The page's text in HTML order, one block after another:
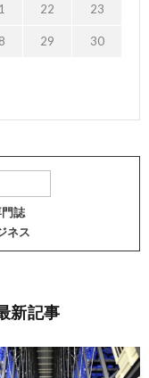
22 23
29 30
誌
ネス
新記事